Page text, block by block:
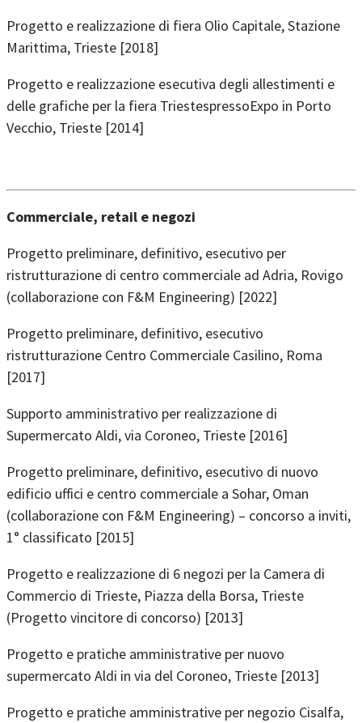
Progetto e realizzazione di fiera Olio Capitale, Stazione
Marittima, Trieste [2018]
Progetto e realizzazione esecutiva degli allestimenti e
delle grafiche per la fiera TriestespressoExpo in Porto
Vecchio, Trieste [2014]
Commerciale, retail e negozi
Progetto preliminare, definitivo, esecutivo per
ristrutturazione di centro commerciale ad Adria, Rovigo
(collaborazione con F&M Engineering) [2022]
Progetto preliminare, definitivo, esecutivo
ristrutturazione Centro Commerciale Casilino, Roma
[2017]
Supporto amministrativo per realizzazione di
Supermercato Aldi, via Coroneo, Trieste [2016]
Progetto preliminare, definitivo, esecutivo di nuovo
edificio uffici e centro commerciale a Sohar, Oman
(collaborazione con F&M Engineering) – concorso a inviti,
1° classificato [2015]
Progetto e realizzazione di 6 negozi per la Camera di
Commercio di Trieste, Piazza della Borsa, Trieste
(Progetto vincitore di concorso) [2013]
Progetto e pratiche amministrative per nuovo
supermercato Aldi in via del Coroneo, Trieste [2013]
Progetto e pratiche amministrative per negozio Cisalfa,